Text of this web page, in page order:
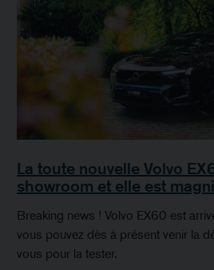
La toute nouvelle Volvo
showroom et elle est
Breaking news ! Volvo EX60 est
vous pouvez dès à présent venir la
vous pour la tester.